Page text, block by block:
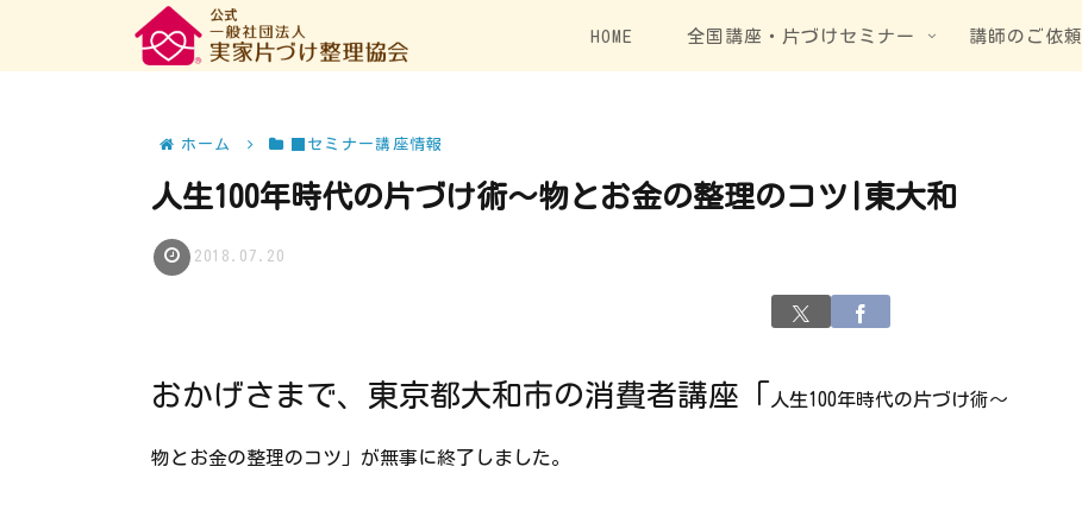
HOME 全国講座・片づけセミナー 講師のご依頼
ホーム ■セミナー講座情報
人生100年時代の片づけ術～物とお金の整理のコツ|東大和
2018.07.20
おかげさまで、東京都大和市の消費者講座「 人生100年時代の片づけ術～
物とお金の整理のコツ」が無事に終了しました。